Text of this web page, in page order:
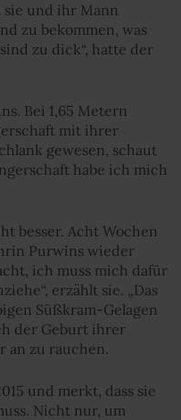
sie und ihr Mann
zu bekommen, was
zu dick“, hatte der
Bei 1,65 Metern
mit ihrer
gewesen, schaut
habe ich mich
besser. Acht Wochen
Purwins wieder
ich muss mich dafür
erzählt sie. „Das
Süßkram-Gelagen
der Geburt ihrer
an zu rauchen.
und merkt, dass sie
Nicht nur, um